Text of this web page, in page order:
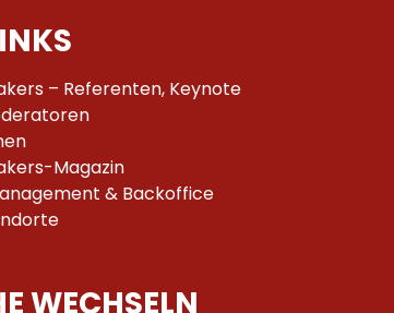
– Referenten, Keynote
Magazin
& Backoffice
WECHSELN